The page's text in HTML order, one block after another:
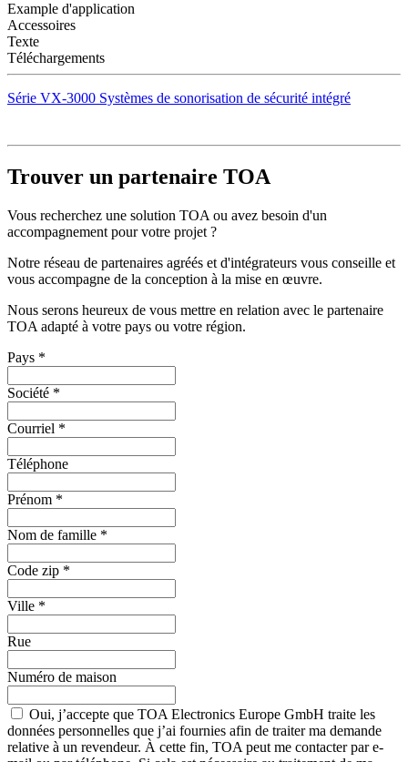
Example d'application
Accessoires
Texte
Téléchargements
Série VX-3000 Systèmes de sonorisation de sécurité intégré
Trouver un partenaire TOA
Vous recherchez une solution TOA ou avez besoin d'un
accompagnement pour votre projet ?
Notre réseau de partenaires agréés et d'intégrateurs vous conseille et
vous accompagne de la conception à la mise en œuvre.
Nous serons heureux de vous mettre en relation avec le partenaire
TOA adapté à votre pays ou votre région.
Pays *
Société *
Courriel *
Téléphone
Prénom *
Nom de famille *
Code zip *
Ville *
Rue
Numéro de maison
Oui, j’accepte que TOA Electronics Europe GmbH traite les
données personnelles que j’ai fournies afin de traiter ma demande
relative à un revendeur. À cette fin, TOA peut me contacter par e-